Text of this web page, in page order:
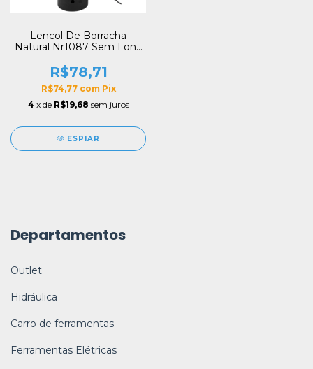
Lencol De Borracha
Natural Nr1087 Sem Lona
R$78,71
R$74,77 com Pix
4 x de R$19,68 sem juros
ESPIAR
Departamentos
Outlet
Hidráulica
Carro de ferramentas
Ferramentas Elétricas